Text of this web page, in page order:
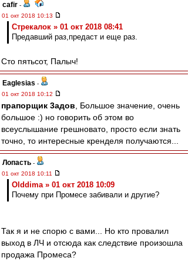
cafir -
01 окт 2018 10:13
Стрекалок » 01 окт 2018 08:41
Предавший раз,предаст и еще раз.
Сто пятьсот, Палыч!
Eaglesias -
01 окт 2018 10:12
прапорщик 3адoв , Большое значение, очень
большое :) но говорить об этом во
всеуслышание грешновато, просто если знать
точно, то интересные кренделя получаются...
Лопасть -
01 окт 2018 10:11
Olddima » 01 окт 2018 10:09
Почему при Промесе забивали и другие?
Так я и не спорю с вами... Но кто провалил
выход в ЛЧ и отсюда как следствие произошла
продажа Промеса?